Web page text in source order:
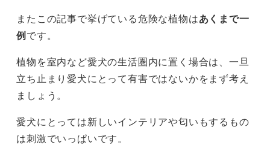
またこの記事で挙げている危険な植物はあくまで一
例です。
植物を室内など愛犬の生活圏内に置く場合は、一旦
立ち止まり愛犬にとって有害ではないかをまず考え
ましょう。
愛犬にとっては新しいインテリアや匂いもするもの
は刺激でいっぱいです。